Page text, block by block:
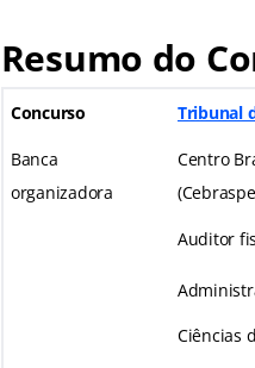
Resumo do
Concurso Tribunal
Banca
organizadora
Centro
Auditor
Ciências